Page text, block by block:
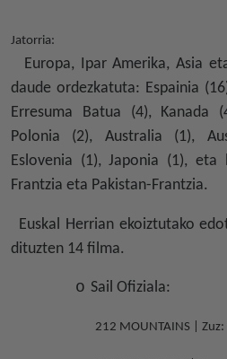
Jatorria:
Europa, Ipar Amerika, Asia
daude ordezkatuta: Espainia
Erresuma Batua (4), Kanada
Polonia (2), Australia (1),
Eslovenia (1), Japonia (1), eta
Frantzia eta Pakistan-Frantzia.
Euskal Herrian ekoiztutako
dituzten 14 filma.
o Sail Ofiziala:
212 MOUNTAINS |